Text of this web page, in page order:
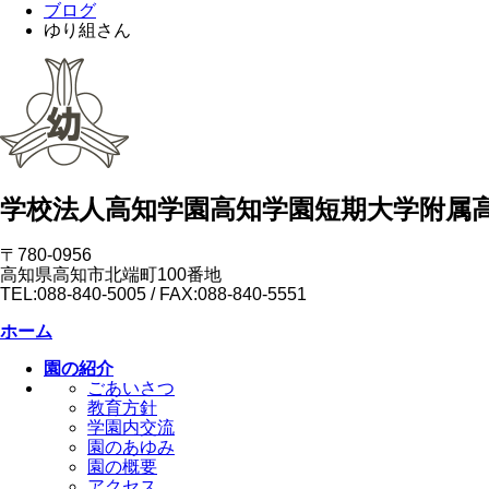
ブログ
ゆり組さん
学校法人高知学園高知学園短期大学附属
〒780-0956
高知県高知市北端町100番地
TEL:088-840-5005 / FAX:088-840-5551
ホーム
園の紹介
ごあいさつ
教育方針
学園内交流
園のあゆみ
園の概要